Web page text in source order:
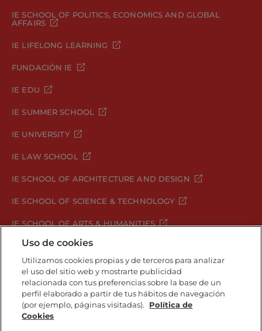
IE SCHOOL OF POLITICS, ECONOMICS AND GLOBAL
AFFAIRS
IE LIFELONG LEARNING
FUNDACIÓN IE
IE EDU
IE SUMMER SCHOOL
IE UNIVERSITY
IE LAW SCHOOL
IE SCHOOL OF ARCHITECTURE AND DESIGN
IE SCHOOL OF SCIENCE & TECHNOLOGY
IE SCHOOL OF ARTS & HUMANITIES
Aviso legal
Política de Privacidad
Política de Cookies
Política de seguridad
Student Academic Standards
Canal Compliance
Uso de cookies
Utilizamos cookies propias y de terceros para analizar
el uso del sitio web y mostrarte publicidad
relacionada con tus preferencias sobre la base de un
perfil elaborado a partir de tus hábitos de navegación
(por ejemplo, páginas visitadas).
Política de
Cookies